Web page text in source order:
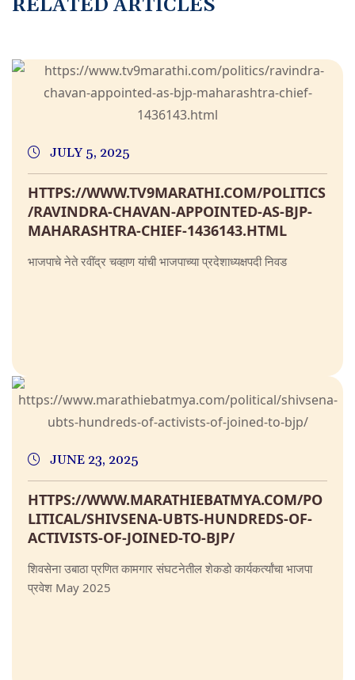
RELATED ARTICLES
JULY 5, 2025
HTTPS://WWW.TV9MARATHI.COM/POLITICS
/RAVINDRA-CHAVAN-APPOINTED-AS-BJP-
MAHARASHTRA-CHIEF-1436143.HTML
भाजपाचे नेते रवींद्र चव्हाण यांची भाजपाच्या प्रदेशाध्यक्षपदी निवड
JUNE 23, 2025
HTTPS://WWW.MARATHIEBATMYA.COM/PO
LITICAL/SHIVSENA-UBTS-HUNDREDS-OF-
ACTIVISTS-OF-JOINED-TO-BJP/
शिवसेना उबाठा प्रणित कामगार संघटनेतील शेकडो कार्यकर्त्यांचा भाजपा
प्रवेश May 2025